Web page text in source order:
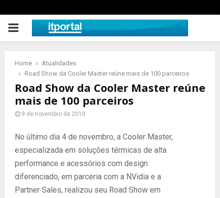
PRIMARY
Home
Atualidades
Road Show da Cooler Master reúne mais de 100 parceiros
Road Show da Cooler Master reúne
mais de 100 parceiros
9 de novembro de 2010
No último dia 4 de novembro, a Cooler Master,
especializada em soluções térmicas de alta
performance e acessórios com design
diferenciado, em parceria com a NVidia e a
Partner Sales, realizou seu Road Show em